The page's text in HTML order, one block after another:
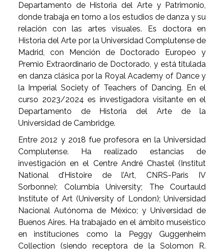
Departamento de Historia del Arte y Patrimonio,
donde trabaja en torno a los estudios de danza y su
relación con las artes visuales. Es doctora en
Historia del Arte por la Universidad Complutense de
Madrid, con Mención de Doctorado Europeo y
Premio Extraordinario de Doctorado, y está titulada
en danza clásica por la Royal Academy of Dance y
la Imperial Society of Teachers of Dancing. En el
curso 2023/2024 es investigadora visitante en el
Departamento de Historia del Arte de la
Universidad de Cambridge.
Entre 2012 y 2018 fue profesora en la Universidad
Complutense. Ha realizado estancias de
investigación en el Centre André Chastel (Institut
National d’Histoire de l’Art, CNRS-Paris IV
Sorbonne); Columbia University; The Courtauld
Institute of Art (University of London); Universidad
Nacional Autónoma de México; y Universidad de
Buenos Aires. Ha trabajado en el ámbito museístico
en instituciones como la Peggy Guggenheim
Collection (siendo receptora de la Solomon R.